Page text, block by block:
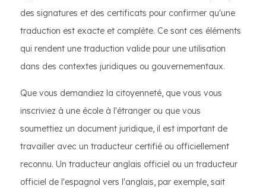
des signatures et des certificats pour confirmer qu'une
traduction est exacte et complète. Ce sont ces éléments
qui rendent une traduction valide pour une utilisation
dans des contextes juridiques ou gouvernementaux.
Que vous demandiez la citoyenneté, que vous vous
inscriviez à une école à l'étranger ou que vous
soumettiez un document juridique, il est important de
travailler avec un traducteur certifié ou officiellement
reconnu. Un traducteur anglais officiel ou un traducteur
officiel de l'espagnol vers l'anglais, par exemple, sait